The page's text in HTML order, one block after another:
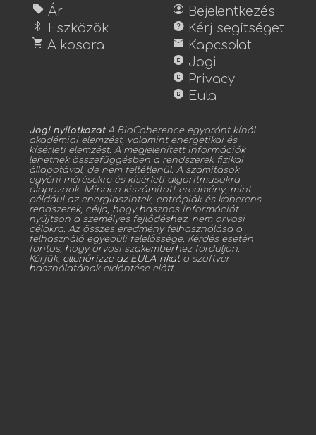
sell Ár
bluetooth Eszközök
shopping_cart A kosara
account_circle Bejelentkezés
help Kérj segítséget
mail Kapcsolat
copyright Jogi
copyright Privacy
copyright Eula
Jogi nyilatkozatA BioCoherence egyaránt kínál
akadémiai elemzést, valamint energetikai és
kísérleti elemzést. A megjelenített információk
lehetnek összefüggésben a rendszerek fizikai
állapotával, de nem feltétlenül. A számítások
egyéni mérésekre és kísérleti algoritmusokra
alapoznak. Minden kiszámított eredmény, mint
például az energiaszintek, entrópiák és koherens
rendszerek, célja, hogy hasznos információt
nyújtson a személyes fejlődéshez, nem orvosi
célokra. Az összes eredmény felhasználása a
felhasználó egyedüli felelőssége. Kérdés esetén
fontos, hogy orvosi szakemberhez forduljon.
Kérjük, ellenőrizze az EULA-nkata szoftver
használatának eldöntése előtt.